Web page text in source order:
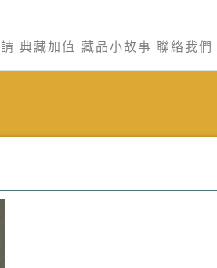
典藏加值 藏品小故事 聯絡我們